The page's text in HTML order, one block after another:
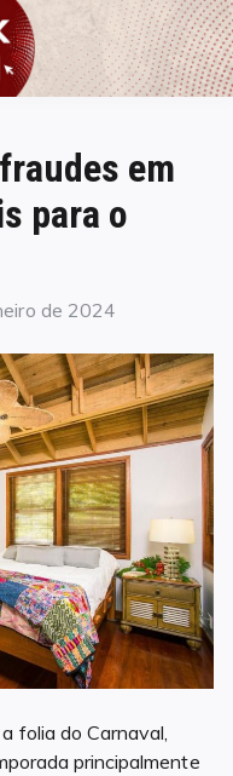
em
para o
de 2024
folia do Carnaval,
principalmente